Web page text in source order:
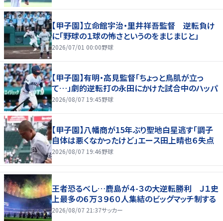
【甲子園】立命館宇治・里井祥吾監督 逆転負け
に「野球の１球の怖さというのをまじまじと」
2026/07/01 00:00野球
【甲子園】有明・高見監督「ちょっと鳥肌が立っ
て…」劇的逆転打の永田にかけた試合中のハッパ
2026/08/07 19:45野球
【甲子園】八幡商が15年ぶり聖地白星逃す「調子
自体は悪くなかったけど」エース田上晴也６失点
2026/08/07 19:46野球
王者恐るべし…鹿島が４-３の大逆転勝利 Ｊ１史
上最多の６万３９６０人集結のビッグマッチ制する
2026/08/07 21:37サッカー